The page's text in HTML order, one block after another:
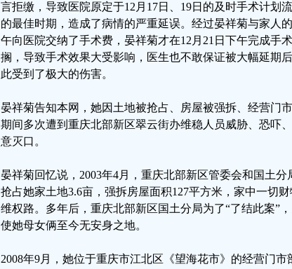
言拒缴，导致医院原定于12月17日、19日的及时手术计划
的最佳时期，造成了病情的严重延误。经过晏祥菊与家人
午向医院交纳了手术费，晏祥菊才在12月21日下午完成手
搁，导致手术效果大受影响，医生也不敢保证被大幅延期
此受到了极大的伤害。
晏祥菊告知本网，她因土地被抢占、房屋被强拆、经营门
期间多次遭到重庆北部新区翠云街办维稳人员威胁、恐吓
意灭口。
晏祥菊回忆说，2003年4月，重庆北部新区管委会和国土分
抢占她家土地3.6亩，强拆房屋面积127平方米，家中一切
维权路。多年后，重庆北部新区国土分局为了“了结此案”
使她母女俩至今无安身之地。
2008年9月，她位于重庆市江北区《望海花市》的经营门